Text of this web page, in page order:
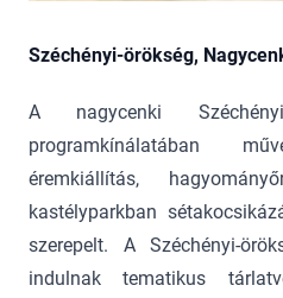
Széchényi-örökség,
A nagycenki
programkínálatában
éremkiállítás,
kastélyparkban
szerepelt. A Széchényi-
indulnak tematikus